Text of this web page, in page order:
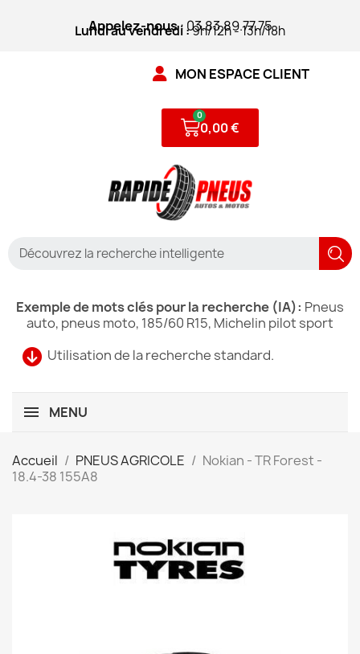
Appelez-nous: 03.83.89.77.75
Lundi au vendredi :9h/12h - 13h/18h
MON ESPACE CLIENT
0,00 €
Utilisation de la recherche standard.
Exemple de mots clés pour la recherche (IA): Pneus
auto, pneus moto, 185/60 R15, Michelin pilot sport
MENU
Accueil PNEUS AGRICOLE
Nokian - TR Forest -
18.4-38 155A8